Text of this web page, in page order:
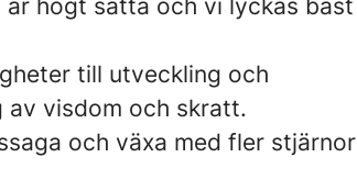
högt satta och vi lyckas bäst
till utveckling och
av visdom och skratt.
och växa med fler stjärnor